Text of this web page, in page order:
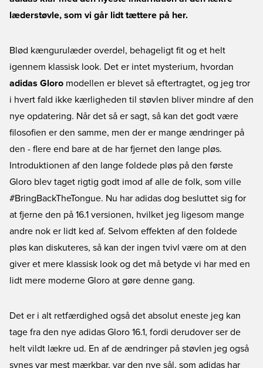
læderstøvle, som vi går lidt tættere på her.
Blød kængurulæder overdel, behageligt fit og et helt
igennem klassisk look. Det er intet mysterium, hvordan
adidas Gloro modellen er blevet så eftertragtet, og jeg tror
i hvert fald ikke kærligheden til støvlen bliver mindre af den
nye opdatering. Når det så er sagt, så kan det godt være
filosofien er den samme, men der er mange ændringer på
den - flere end bare at de har fjernet den lange pløs.
Introduktionen af den lange foldede pløs på den første
Gloro blev taget rigtig godt imod af alle de folk, som ville
#BringBackTheTongue. Nu har adidas dog besluttet sig for
at fjerne den på 16.1 versionen, hvilket jeg ligesom mange
andre nok er lidt ked af. Selvom effekten af den foldede
pløs kan diskuteres, så kan der ingen tvivl være om at den
giver et mere klassisk look og det må betyde vi har med en
lidt mere moderne Gloro at gøre denne gang.
Det er i alt retfærdighed også det absolut eneste jeg kan
tage fra den nye adidas Gloro 16.1, fordi derudover ser de
helt vildt lækre ud. En af de ændringer på støvlen jeg også
synes var mest mærkbar, var den nye sål, som adidas har